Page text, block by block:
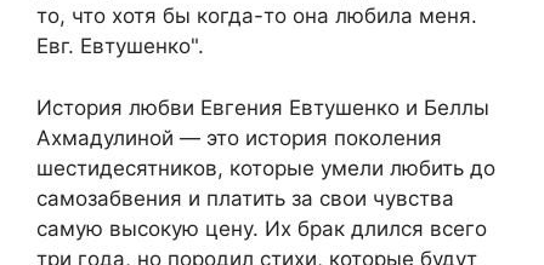
то, что хотя бы когда-то она любила меня.
Евг. Евтушенко".
История любви Евгения Евтушенко и Беллы
Ахмадулиной — это история поколения
шестидесятников, которые умели любить до
самозабвения и платить за свои чувства
самую высокую цену. Их брак длился всего
три года, но породил стихи, которые будут